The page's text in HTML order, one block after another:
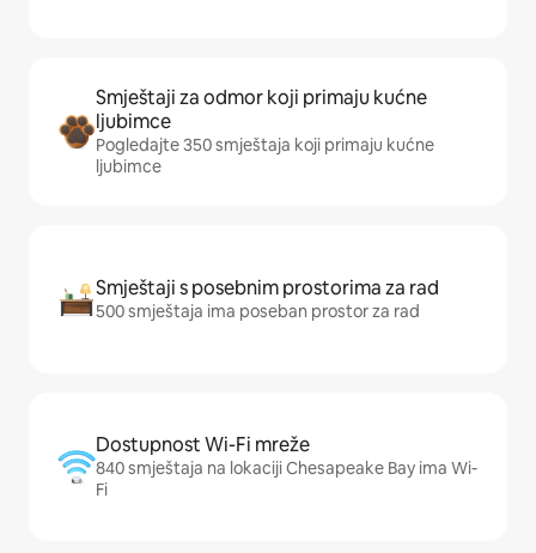
Smještaji za odmor koji primaju kućne
ljubimce
Pogledajte 350 smještaja koji primaju kućne
ljubimce
Smještaji s posebnim prostorima za rad
500 smještaja ima poseban prostor za rad
Dostupnost Wi-Fi mreže
840 smještaja na lokaciji Chesapeake Bay ima Wi-
Fi